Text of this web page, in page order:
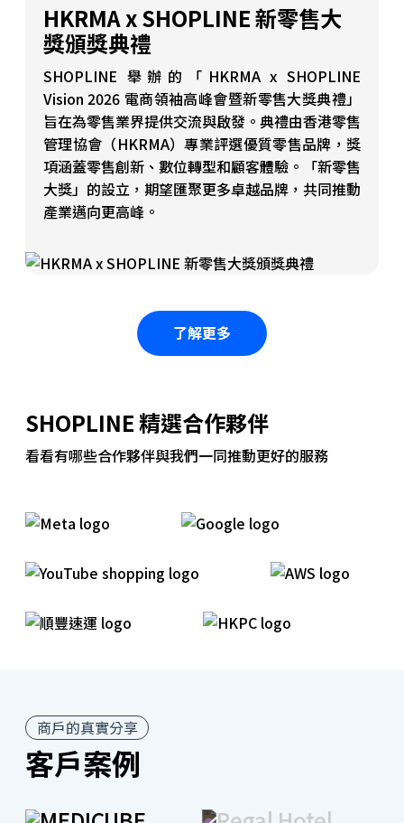
全渠道整合
HKRMA x SHOPLINE 新零售大
獎頒獎典禮
SHOPLINE 舉辦的「HKRMA x SHOPLINE
Vision 2026 電商領袖高峰會暨新零售大獎典禮」
旨在為零售業界提供交流與啟發。典禮由香港零售
管理協會（HKRMA）專業評選優質零售品牌，獎
項涵蓋零售創新、數位轉型和顧客體驗。「新零售
大獎」的設立，期望匯聚更多卓越品牌，共同推動
產業邁向更高峰。
了解更多
SHOPLINE 精選合作夥伴
看看有哪些合作夥伴與我們一同推動更好的服務
商戶的真實分享
客戶案例